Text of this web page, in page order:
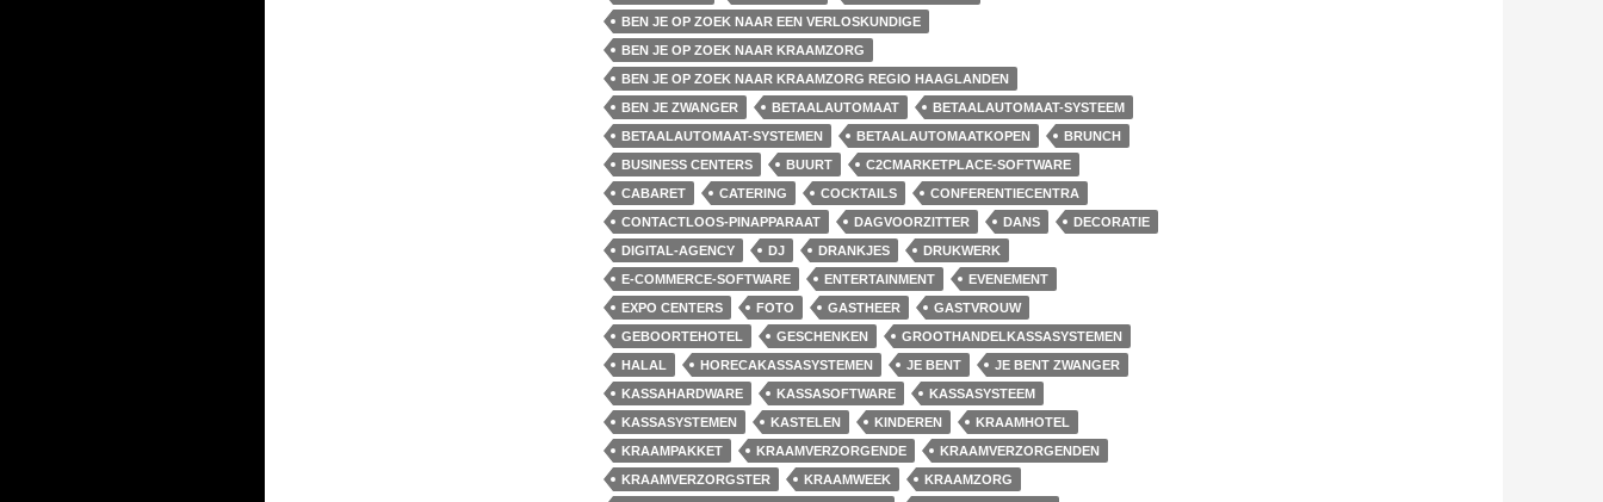
BEN JE OP ZOEK NAAR EEN VERLOSKUNDIGE
BEN JE OP ZOEK NAAR KRAAMZORG
BEN JE OP ZOEK NAAR KRAAMZORG REGIO HAAGLANDEN
BEN JE ZWANGER
BETAALAUTOMAAT
BETAALAUTOMAAT-SYSTEEM
BETAALAUTOMAAT-SYSTEMEN
BETAALAUTOMAATKOPEN
BRUNCH
BUSINESS CENTERS
BUURT
C2CMARKETPLACE-SOFTWARE
CABARET
CATERING COCKTAILS
CONFERENTIECENTRA
CONTACTLOOS-PINAPPARAAT
DAGVOORZITTER DANS
DECORATIE
DIGITAL-AGENCY
DJ DRANKJES
DRUKWERK
E-COMMERCE-SOFTWARE
ENTERTAINMENT
EVENEMENT
EXPO CENTERS
FOTO GASTHEER
GASTVROUW
GEBOORTEHOTEL
GESCHENKEN
GROOTHANDELKASSASYSTEMEN
HALAL
HORECAKASSASYSTEMEN JE BENT
JE BENT ZWANGER
KASSAHARDWARE
KASSASOFTWARE
KASSASYSTEEM
KASSASYSTEMEN
KASTELEN KINDEREN
KRAAMHOTEL
KRAAMPAKKET
KRAAMVERZORGENDE
KRAAMVERZORGENDEN
KRAAMVERZORGSTER
KRAAMWEEK
KRAAMZORG